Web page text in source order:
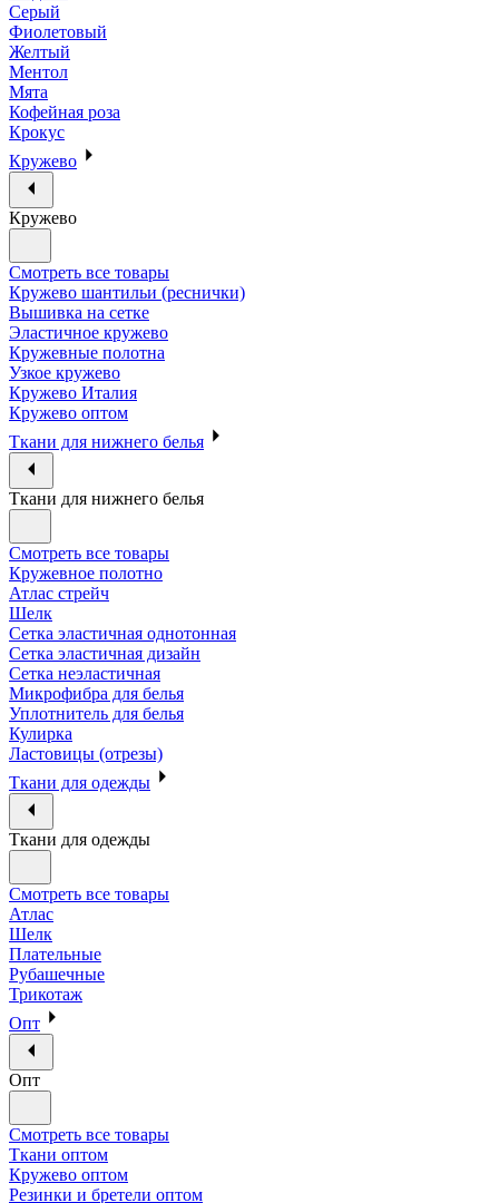
Серый
Фиолетовый
Желтый
Ментол
Мята
Кофейная роза
Крокус
Кружево
Кружево
Смотреть все товары
Кружево шантильи (реснички)
Вышивка на сетке
Эластичное кружево
Кружевные полотна
Узкое кружево
Кружево Италия
Кружево оптом
Ткани для нижнего белья
Ткани для нижнего белья
Смотреть все товары
Кружевное полотно
Атлас стрейч
Шелк
Сетка эластичная однотонная
Сетка эластичная дизайн
Сетка неэластичная
Микрофибра для белья
Уплотнитель для белья
Кулирка
Ластовицы (отрезы)
Ткани для одежды
Ткани для одежды
Смотреть все товары
Атлас
Шелк
Плательные
Рубашечные
Трикотаж
Опт
Опт
Смотреть все товары
Ткани оптом
Кружево оптом
Резинки и бретели оптом